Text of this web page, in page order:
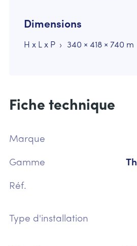
Dimensions
H x L x P 340 × 418 × 740 m
Fiche technique
Marque
Gamme
Réf.
Type d'installation